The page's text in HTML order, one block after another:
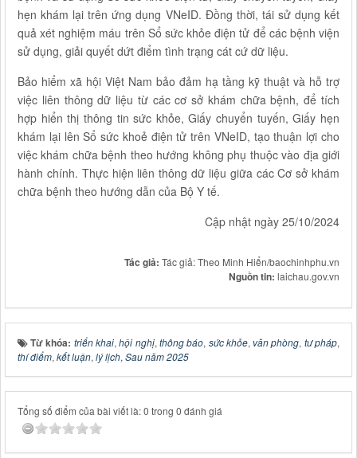
hẹn khám lại trên ứng dụng VNeID. Đồng thời, tái sử dụng kết
quả xét nghiệm máu trên Sổ sức khỏe điện tử để các bệnh viện
sử dụng, giải quyết dứt điểm tình trạng cát cứ dữ liệu.
Bảo hiểm xã hội Việt Nam bảo đảm hạ tầng kỹ thuật và hỗ trợ
việc liên thông dữ liệu từ các cơ sở khám chữa bệnh, để tích
hợp hiển thị thông tin sức khỏe, Giấy chuyển tuyến, Giấy hẹn
khám lại lên Sổ sức khoẻ điện tử trên VNeID, tạo thuận lợi cho
việc khám chữa bệnh theo hướng không phụ thuộc vào địa giới
hành chính. Thực hiện liên thông dữ liệu giữa các Cơ sở khám
chữa bệnh theo hướng dẫn của Bộ Y tế.
Cập nhật ngày 25/10/2024
Tác giả: Tác giả: Theo Minh Hiển/baochinhphu.vn
Nguồn tin: laichau.gov.vn
Từ khóa: triển khai,hội nghị, thông báo, sức khỏe, văn phòng, tư pháp,
thí điểm, kết luận, lý lịch, Sau năm 2025
Tổng số điểm của bài viết là: 0 trong 0 đánh giá